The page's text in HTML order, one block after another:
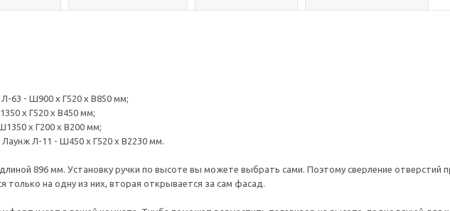
63 - Ш900 х Г520 х В850 мм;
х Г520 х В450 мм;
х Г200 х В200 мм;
Л-11 - Ш450 х Г520 х В2230 мм.
896 мм. Установку ручки по высоте вы можете выбрать сами. Поэтому сверление
только на одну из них, вторая открывается за сам фасад.